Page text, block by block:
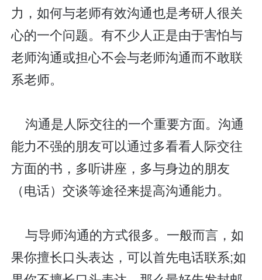
力，如何与老师有效沟通也是考研人很关
心的一个问题。有不少人正是由于害怕与
老师沟通或担心不会与老师沟通而不敢联
系老师。
沟通是人际交往的一个重要方面。沟通
能力不强的朋友可以通过多看看人际交往
方面的书，多听讲座，多与身边的朋友
（电话）交谈等途径来提高沟通能力。
与导师沟通的方式很多。一般而言，如
果你擅长口头表达，可以首先电话联系;如